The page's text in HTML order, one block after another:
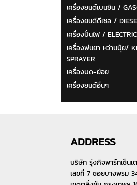
เครื่องยนต์เบนซิน /
เครื่องยนต์ดีเซล /
เครื่องปั่นไฟ /
เครื่องพ่นยา หว่านปุ๋ย/
SPRAYER
เครื่องบด-ย่อย
เครื่องยนต์อื่นๆ
ADDRESS
บริษัท รุ่งกิจพาร์ทเซ็นเ
เลขที่ 7 ซอยบางพรม